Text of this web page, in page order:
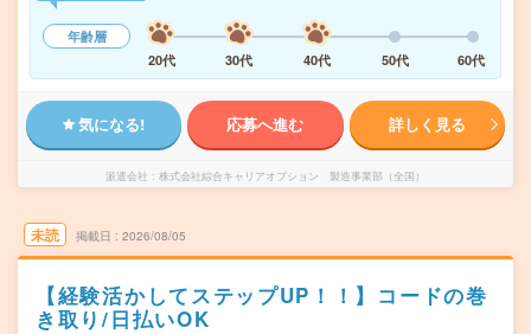
年齢層
20代
30代 40代 50代 60代
気になる! 応募へ進む 詳しく見る
派遣会社 株式会社綜合キャリアオプション 製造事業部（全国）
未読 掲載日 2026/08/05
【経験活かしてステップUP！！】コードの巻
き取り/日払いOK